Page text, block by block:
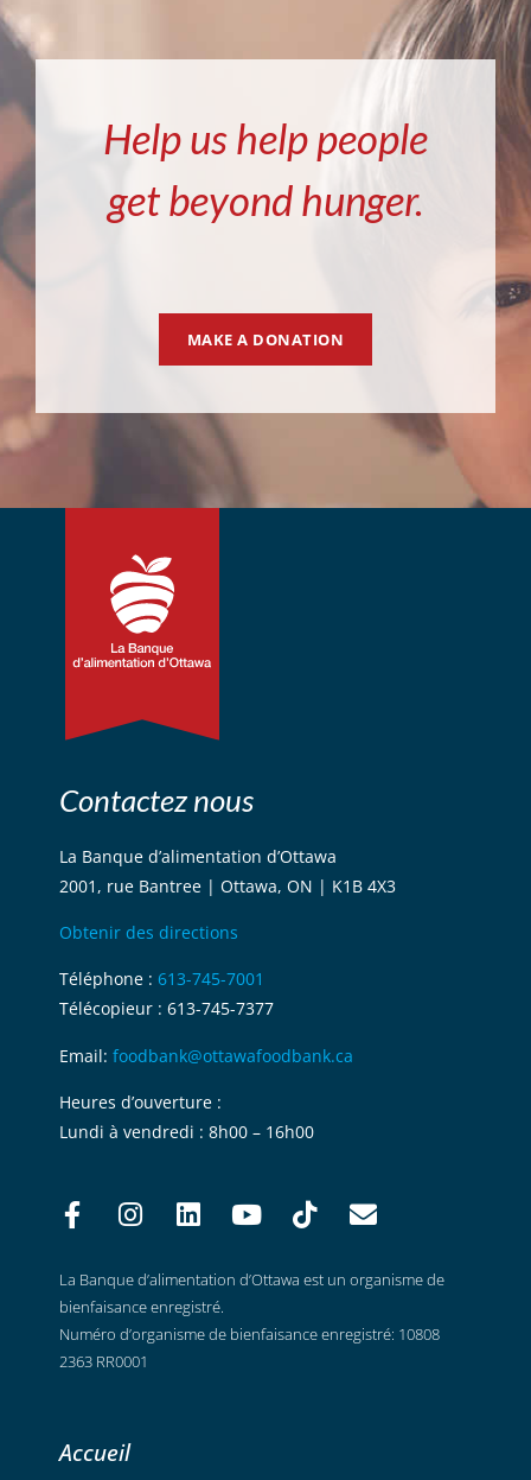
Help us help people
get beyond hunger.
MAKE A DONATION
Contactez nous
La Banque d’alimentation d’Ottawa
2001, rue Bantree | Ottawa, ON | K1B 4X3
Obtenir des directions
Téléphone : 613-745-7001
Télécopieur : 613-745-7377
Email: foodbank@ottawafoodbank.ca
Heures d’ouverture :
Lundi à vendredi : 8h00 – 16h00
La Banque d’alimentation d’Ottawa est un organisme de
bienfaisance enregistré.
Numéro d’organisme de bienfaisance enregistré: 10808
2363 RR0001
Accueil